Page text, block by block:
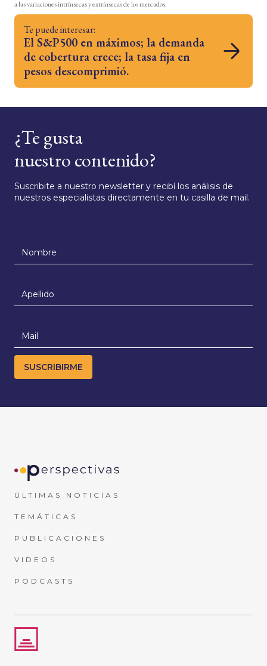
a las variaciones intrínsecas y extrínsecas de los mercados.
Te puede interesar:
El S&P500 en máximos; la demanda
de cobertura crece; la tasa fija en
pesos descomprimió.
¿Te gusta
nuestro contenido?
Suscribite a nuestro newsletter y recibí los análisis de
nuestros especialistas directamente en tu casilla de mail.
ÚLTIMAS NOTICIAS
TEMÁTICAS
PUBLICACIONES
VIDEOS
PODCASTS